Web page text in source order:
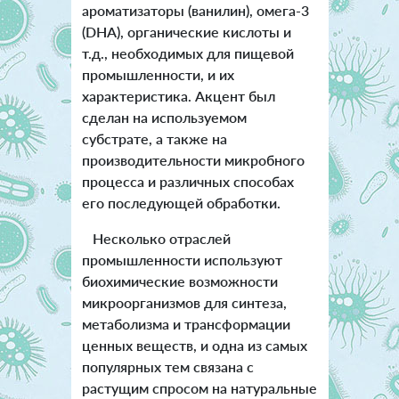
ароматизаторы (ванилин), омега-3
(DHA), органические кислоты и
т.д., необходимых для пищевой
промышленности, и их
характеристика. Акцент был
сделан на используемом
субстрате, а также на
производительности микробного
процесса и различных способах
его последующей обработки.
Несколько отраслей
промышленности используют
биохимические возможности
микроорганизмов для синтеза,
метаболизма и трансформации
ценных веществ, и одна из самых
популярных тем связана с
растущим спросом на натуральные